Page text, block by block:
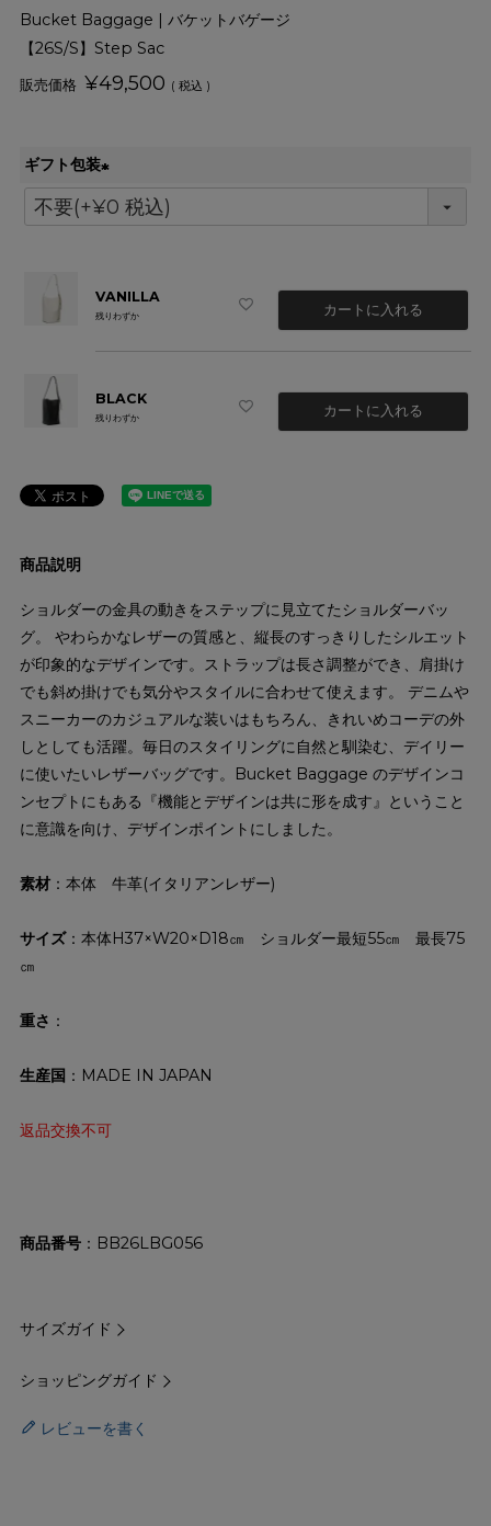
Bucket Baggage | バケットバゲージ
【26S/S】Step Sac
¥49,500 税込
ギフト包装
(
必
VANILLA
残りわずか カートに入れる
BLACK
残りわずか カートに入れる
商品説明
ショルダーの金具の動きをステップに見立てたショルダーバッ
グ。 やわらかなレザーの質感と、縦長のすっきりしたシルエット
が印象的なデザインです。ストラップは長さ調整ができ、肩掛け
でも斜め掛けでも気分やスタイルに合わせて使えます。 デニムや
スニーカーのカジュアルな装いはもちろん、きれいめコーデの外
しとしても活躍。毎日のスタイリングに自然と馴染む、デイリー
に使いたいレザーバッグです。Bucket Baggage のデザインコ
ンセプトにもある『機能とデザインは共に形を成す』ということ
に意識を向け、デザインポイントにしました。
素材：本体 牛革(イタリアンレザー)
サイズ：本体H37×W20×D18㎝ ショルダー最短55㎝ 最長75
㎝
重さ ：
生産国 ：MADE IN JAPAN
返品交換不可
商品番号 BB26LBG056
サイズガイド
ショッピングガイド
レビューを書く